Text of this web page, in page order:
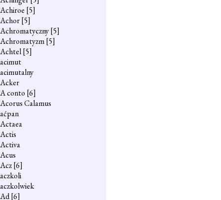
Achiroe [5]
Achor[5]
Achromatyczny[5]
Achromatyzm[5]
Achtel[5]
acimut
acimutalny
Acker
A conto [6]
Acorus Calamus
aćpan
Actaea
Actis
Activa
Acus
Acz[6]
aczkoli
aczkolwiek
Ad[6]